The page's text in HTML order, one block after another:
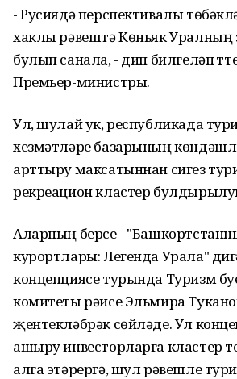
- Русиядә перспективалы
хаклы рәвештә Көньяк Уралның
булып санала, - дип билгеләп
Премьер-министры.
Ул, шулай ук, республикада
хезмәтләре базарының
арттыру максатыннан сигез
рекреацион кластер
Аларның берсе -
курортлары: Легенда Урала"
концепциясе турында Туризм
комитеты рәисе Эльмира
җентекләбрәк сөйләде. Ул
ашыру инвесторларга кластер
алга этәрергә, шул рәвешле